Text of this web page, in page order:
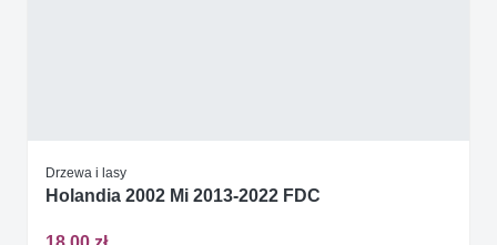
Drzewa i lasy
Holandia 2002 Mi 2013-2022 FDC